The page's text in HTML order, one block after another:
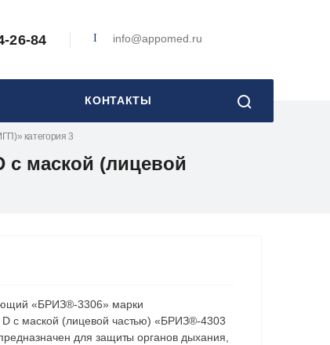
26-84 info@appomed.ru
КОНТАКТЫ
категория 3
с маской (лицевой
«БРИЗ®-3306» марки
D с маской (лицевой частью) «БРИЗ®-4303
для защиты органов дыхания,